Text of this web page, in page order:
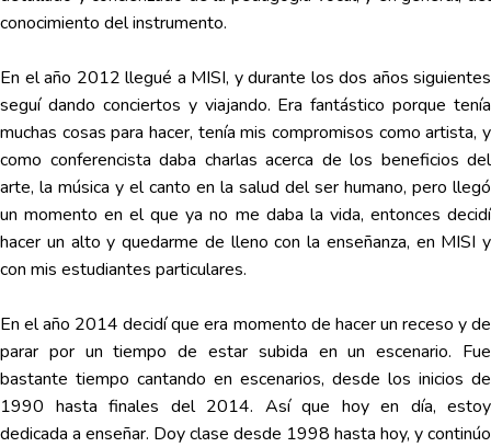
conocimiento del instrumento.
En el año 2012 llegué a MISI, y durante los dos años siguientes
seguí dando conciertos y viajando. Era fantástico porque tenía
muchas cosas para hacer, tenía mis compromisos como artista, y
como conferencista daba charlas acerca de los beneficios del
arte, la música y el canto en la salud del ser humano, pero llegó
un momento en el que ya no me daba la vida, entonces decidí
hacer un alto y quedarme de lleno con la enseñanza, en MISI y
con mis estudiantes particulares.
En el año 2014 decidí que era momento de hacer un receso y de
parar por un tiempo de estar subida en un escenario. Fue
bastante tiempo cantando en escenarios, desde los inicios de
1990 hasta finales del 2014. Así que hoy en día, estoy
dedicada a enseñar. Doy clase desde 1998 hasta hoy, y continúo